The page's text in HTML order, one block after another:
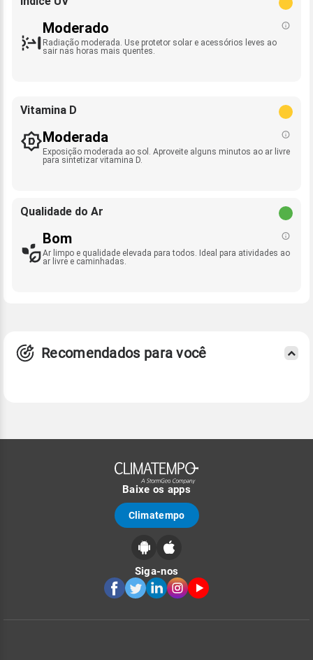
Moderado
Radiação moderada. Use protetor solar e acessórios leves ao
sair nas horas mais quentes.
Vitamina D
Moderada
Exposição moderada ao sol. Aproveite alguns minutos ao ar livre
para sintetizar vitamina D.
Qualidade do Ar
Bom
Ar limpo e qualidade elevada para todos. Ideal para atividades ao
ar livre e caminhadas.
Recomendados para você
Baixe os apps
Climatempo
Siga-nos